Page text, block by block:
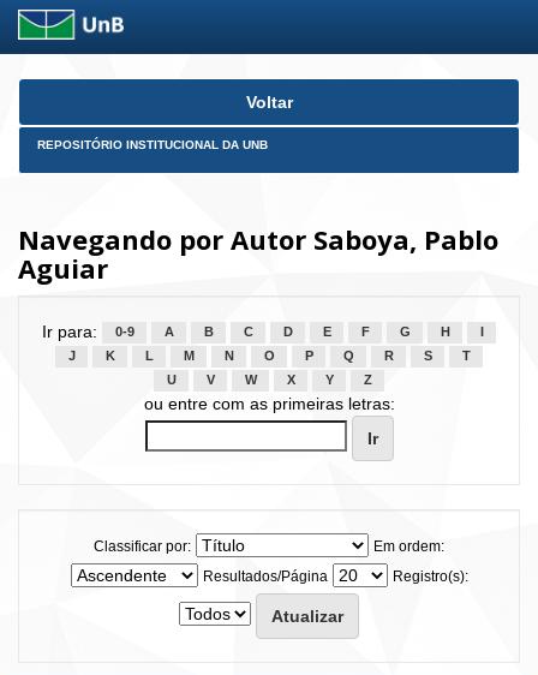
Skip
Voltar
REPOSITÓRIO INSTITUCIONAL DA UNB
Navegando por Autor Saboya, Pablo
Aguiar
Ir para: 0-9 A B C D E F G H
J
K L M N O P Q R S
T
U
V W X Y Z
ou entre com as primeiras letras:
Classificar por:
Em ordem:
Resultados/Página
Registro(s):